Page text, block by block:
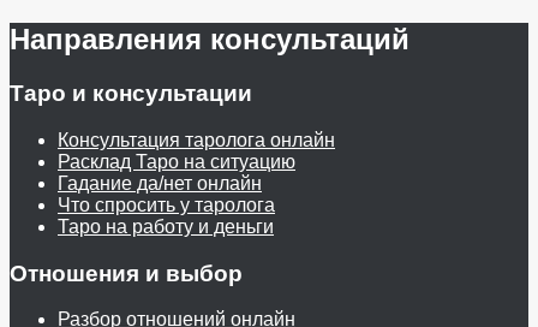
Направления консультаций
Таро и консультации
Консультация таролога онлайн
Расклад Таро на ситуацию
Гадание да/нет онлайн
Что спросить у таролога
Таро на работу и деньги
Отношения и выбор
Разбор отношений онлайн